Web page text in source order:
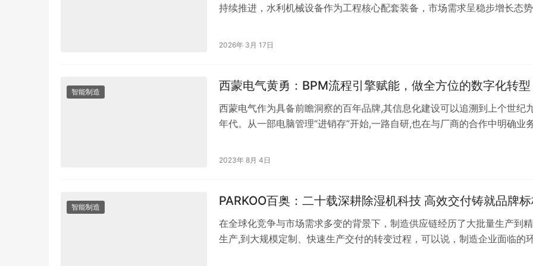
持续推进，水利机械设备作为工程核心配套装备，市场需求呈稳步增长态势
2026年 3月 17日
智能制造 西蒙电气黄勇：BPM流程引擎赋能，做全方位的数字化转型
西蒙电气作为具备前瞻洞察的百年品牌,其信息化建设可以追溯到上个世纪
年代。从一部电脑管理“进销存”开始,一路自研,也在与厂商的合作中明确业
2023年 8月 4日
智能制造 PARKOO百奥：二十载深耕除湿机科技 高效交付铸就品牌
在全球化竞争与市场需求多变的背景下，制造供应链经历了大批量生产到
生产,到大规模定制、快速生产交付的转变过程，可以说，制造企业面临的